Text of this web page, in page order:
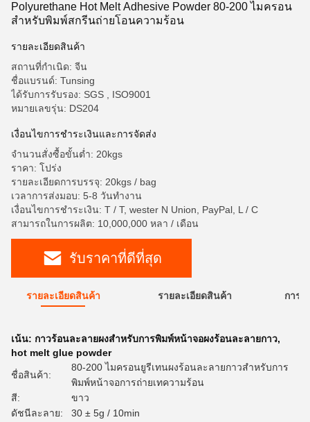
Polyurethane Hot Melt Adhesive Powder 80-200 ไมครอน
สำหรับพิมพ์สกรีนถ่ายโอนความร้อน
รายละเอียดสินค้า
สถานที่กำเนิด: จีน
ชื่อแบรนด์: Tunsing
ได้รับการรับรอง: SGS , ISO9001
หมายเลขรุ่น: DS204
เงื่อนไขการชำระเงินและการจัดส่ง
จำนวนสั่งซื้อขั้นต่ำ: 20kgs
ราคา: โปร่ง
รายละเอียดการบรรจุ: 20kgs / bag
เวลาการส่งมอบ: 5-8 วันทำงาน
เงื่อนไขการชำระเงิน: T / T, wester N Union, PayPal, L / C
สามารถในการผลิต: 10,000,000 หลา / เดือน
รับราคาที่ดีที่สุด
รายละเอียดสินค้า รายละเอียดสินค้า การ
เน้น: กาวร้อนละลายผงสำหรับการพิมพ์หน้าจอผงร้อนละลายกาว,
hot melt glue powder
ชื่อสินค้า:
80-200 ไมครอนยูรีเทนผงร้อนละลายกาวสำหรับการ
พิมพ์หน้าจอการถ่ายเทความร้อน
สี:
ขาว
ดัชนีละลาย:
30 ± 5g / 10min